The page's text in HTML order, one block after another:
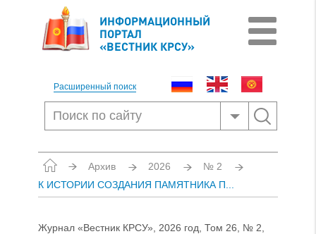
ИНФОРМАЦИОННЫЙ
ПОРТАЛ
«ВЕСТНИК КРСУ»
Расширенный поиск
Архив 2026
№ 2
К ИСТОРИИ СОЗДАНИЯ ПАМЯТНИКА П...
Журнал «Вестник КРСУ», 2026 год, Том 26, № 2,